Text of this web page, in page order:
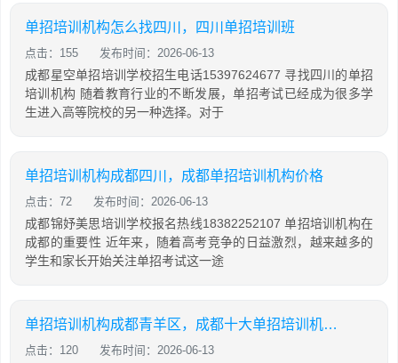
单招培训机构怎么找四川，四川单招培训班
点击：155 发布时间：2026-06-13
成都星空单招培训学校招生电话15397624677 寻找四川的单招
培训机构 随着教育行业的不断发展，单招考试已经成为很多学
生进入高等院校的另一种选择。对于
单招培训机构成都四川，成都单招培训机构价格
点击：72 发布时间：2026-06-13
成都锦妤美思培训学校报名热线18382252107 单招培训机构在
成都的重要性 近年来，随着高考竞争的日益激烈，越来越多的
学生和家长开始关注单招考试这一途
单招培训机构成都青羊区，成都十大单招培训机构排名
点击：120 发布时间：2026-06-13